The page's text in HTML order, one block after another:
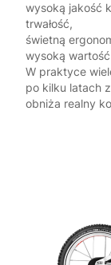
wysoką jakość
trwałość,
świetną
wysoką
W praktyce
po kilku latach
obniża realny